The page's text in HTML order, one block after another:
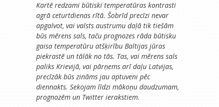
Kartē redzami būtiski temperatūras kontrasti
agrā ceturtdienas rītā. Šobrīd precīzi nevar
apgalvot, vai valsts austrumu daļā tik tiešām
būs mērens sals, taču prognozes rāda būtisku
gaisa temperatūru atšķirību Baltijas jūras
piekrastē un tālāk no tās. Tas, vai mērens sals
paliks Krievijā, vai pārņems arī daļu Latvijas,
precīzāk būs zināms jau aptuveni pēc
diennakts. Sekojam līdzi mākoņu daudzumam,
prognozēm un Twitter ierakstiem.